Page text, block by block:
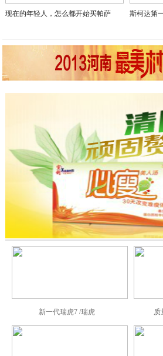
现在的年轻人，怎么都开始买帕萨 斯柯达第
新一代瑞虎7 /瑞虎 质